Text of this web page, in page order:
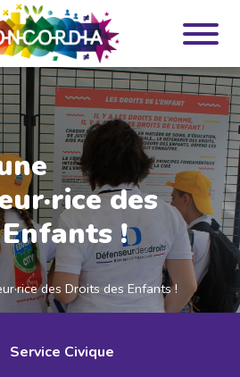
des
!
des Droits des Enfants !
Service Civique